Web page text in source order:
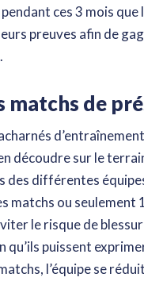
ces 3 mois que
preuves afin de
matchs de
découdre sur le
des différentes
matchs ou seulement
le risque de
qu’ils puissent
l’équipe se